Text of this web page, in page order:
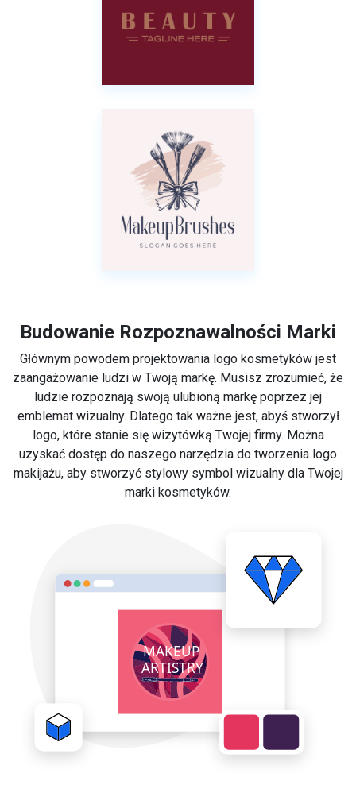
Budowanie Rozpoznawalności Marki
Głównym powodem projektowania logo kosmetyków jest
zaangażowanie ludzi w Twoją markę. Musisz zrozumieć, że
ludzie rozpoznają swoją ulubioną markę poprzez jej
emblemat wizualny. Dlatego tak ważne jest, abyś stworzył
logo, które stanie się wizytówką Twojej firmy. Można
uzyskać dostęp do naszego narzędzia do tworzenia logo
makijażu, aby stworzyć stylowy symbol wizualny dla Twojej
marki kosmetyków.